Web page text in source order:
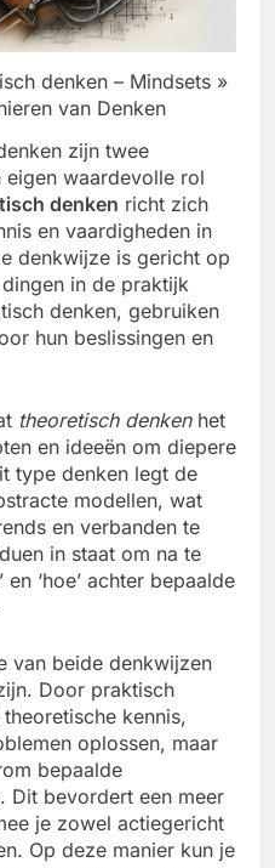
denken – Mindsets »
van Denken
zijn twee
eigen waardevolle rol
denken richt zich
en vaardigheden in
denkwijze is gericht op
in de praktijk
denken, gebruiken
hun beslissingen en
theoretisch denkenhet
en ideeën om diepere
type denken legt de
modellen, wat
en verbanden te
in staat om na te
‘hoe’ achter bepaalde
van beide denkwijzen
Door praktisch
kennis,
oplossen, maar
bepaalde
Dit bevordert een meer
je zowel actiegericht
Op deze manier kun je